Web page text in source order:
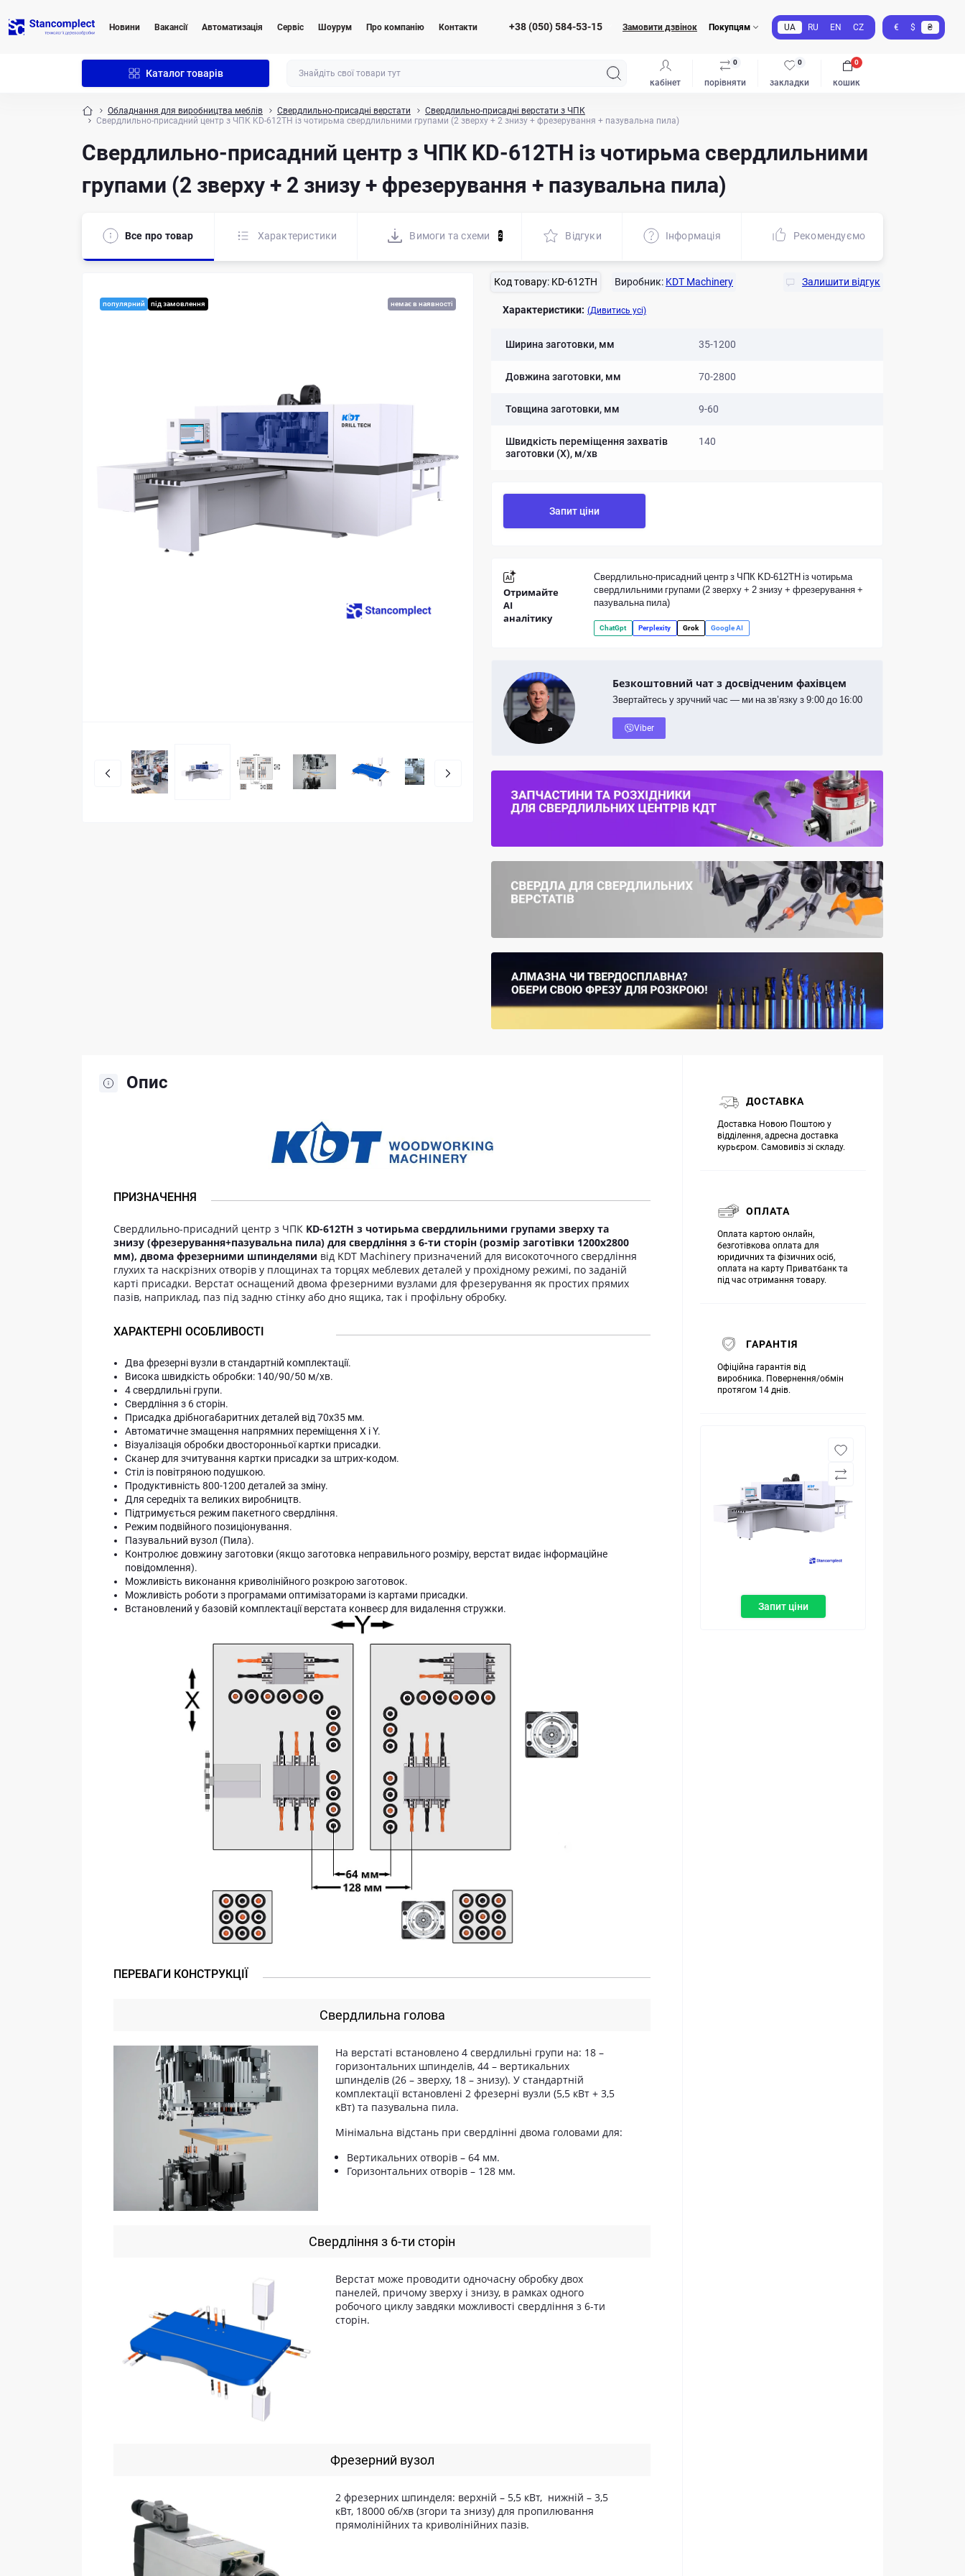
Новини Вакансії Автоматизація Сервіс Шоурум Про компанію Контакти +38 (050) 584-53-15 Замовити дзвінок Покупцям UA RU EN CZ € $ ₴
Каталог товарів
кабінет порівняти
0
закладки
0
кошик
0
Обладнання для виробництва меблів Свердлильно-присадні верстати
Свердлильно-присадні верстати з ЧПК
Свердлильно-присадний центр з ЧПК KD-612TH із чотирьма свердлильними групами (2 зверху + 2 знизу + фрезерування + пазувальна пила)
Свердлильно-присадний центр з ЧПК KD-612TH із чотирьма свердлильними
групами (2 зверху + 2 знизу + фрезерування + пазувальна пила)
Все про товар Характеристики Вимоги та схеми 2 Відгуки Iнформація Рекомендуємо
популярний під замовлення немає в наявності
Код товару: KD-612TH Виробник: KDT Machinery Залишити відгук
Характеристики: (Дивитись усі)
Ширина заготовки, мм 35-1200
Довжина заготовки, мм 70-2800
Товщина заготовки, мм 9-60
Швидкість переміщення захватів
заготовки (Х), м/хв
140
Запит ціни
Отримайте
AI
аналітику
Свердлильно-присадний центр з ЧПК KD-612TH із чотирьма
свердлильними групами (2 зверху + 2 знизу + фрезерування +
пазувальна пила)
ChatGpt Perplexity Grok Google AI
Безкоштовний чат з досвідченим фахівцем
Звертайтесь у зручний час — ми на зв’язку з 9:00 до 16:00
Viber
Опис
ПРИЗНАЧЕННЯ
Свердлильно-присадний центр з ЧПК KD-612TH з чотирьма свердлильними групами зверху та
знизу (фрезерування+пазувальна пила) для свердління з 6-ти сторін (розмір заготівки 1200х2800
мм), двома фрезерними шпинделями від KDT Machinery призначений для високоточного свердління
глухих та наскрізних отворів у площинах та торцях меблевих деталей у прохідному режимі, по заданій
карті присадки. Верстат оснащений двома фрезерними вузлами для фрезерування як простих прямих
пазів, наприклад, паз під задню стінку або дно ящика, так і профільну обробку.
ХАРАКТЕРНІ ОСОБЛИВОСТІ
Два фрезерні вузли в стандартній комплектації.
Висока швидкість обробки: 140/90/50 м/хв.
4 свердлильні групи.
Свердління з 6 сторін.
Присадка дрібногабаритних деталей від 70x35 мм.
Автоматичне змащення напрямних переміщення X і Y.
Візуалізація обробки двосторонньої картки присадки.
Сканер для зчитування картки присадки за штрих-кодом.
Стіл із повітряною подушкою.
Продуктивність 800-1200 деталей за зміну.
Для середніх та великих виробництв.
Підтримується режим пакетного свердління.
Режим подвійного позиціонування.
Пазувальний вузол (Пила).
Контролює довжину заготовки (якщо заготовка неправильного розміру, верстат видає інформаційне
повідомлення).
Можливість виконання криволінійного розкрою заготовок.
Можливість роботи з програмами оптимізаторами із картами присадки.
Встановлений у базовій комплектації верстата конвеєр для видалення стружки.
ПЕРЕВАГИ КОНСТРУКЦІЇ
Свердлильна голова
На верстаті встановлено 4 свердлильні групи на: 18 –
горизонтальних шпинделів, 44 – вертикальних
шпинделів (26 – зверху, 18 – знизу). У стандартній
комплектації встановлені 2 фрезерні вузли (5,5 кВт + 3,5
кВт) та пазувальна пила.
Мінімальна відстань при свердлінні двома головами для:
Вертикальних отворів – 64 мм.
Горизонтальних отворів – 128 мм.
Свердління з 6-ти сторін
Верстат може проводити одночасну обробку двох
панелей, причому зверху і знизу, в рамках одного
робочого циклу завдяки можливості свердління з 6-ти
сторін.
Фрезерний вузол
2 фрезерних шпинделя: верхній – 5,5 кВт, нижній – 3,5
кВт, 18000 об/хв (згори та знизу) для пропилювання
прямолінійних та криволінійних пазів.
ДОСТАВКА
Доставка Новою Поштою у
відділення, адресна доставка
курьєром. Самовивіз зі складу.
ОПЛАТА
Оплата картою онлайн,
безготівкова оплата для
юридичних та фізичних осіб,
оплата на карту Приватбанк та
під час отримання товару.
ГАРАНТІЯ
Офіційна гарантія від
виробника. Повернення/обмін
протягом 14 днів.
Запит ціни